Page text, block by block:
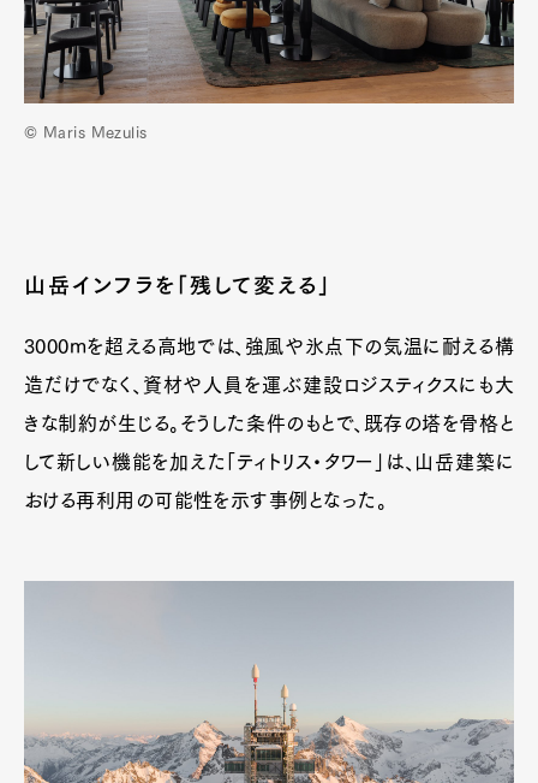
© Maris Mezulis
山岳インフラを「残して変える」
3000mを超える高地では、強風や氷点下の気温に耐える構
造だけでなく、資材や人員を運ぶ建設ロジスティクスにも大
きな制約が生じる。そうした条件のもとで、既存の塔を骨格と
して新しい機能を加えた「ティトリス・タワー」は、山岳建築に
おける再利用の可能性を示す事例となった。